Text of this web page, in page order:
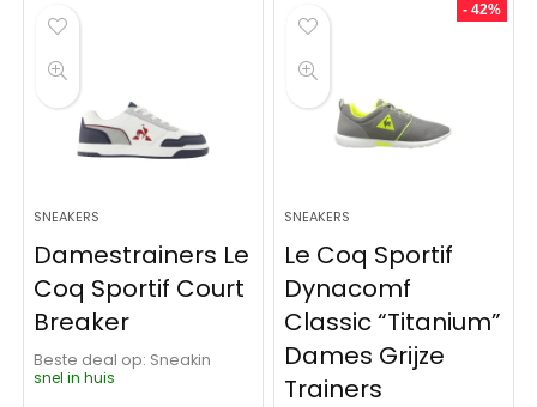
SNEAKERS
Damestrainers Le
Coq Sportif Court
Breaker
Beste deal op:
Sneakin
snel in huis
- 42%
SNEAKERS
Le Coq Sportif
Dynacomf
Classic “Titanium”
Dames Grijze
Trainers